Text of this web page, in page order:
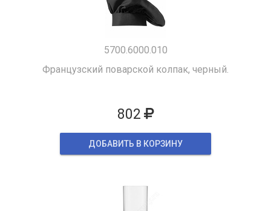
5700.6000.010
Французский поварской колпак, черный.
802
ДОБАВИТЬ В КОРЗИНУ